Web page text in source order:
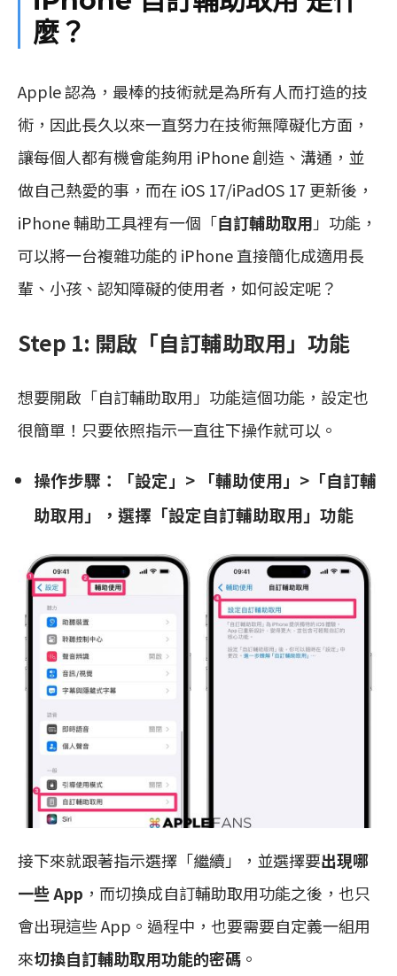
麼？
Apple 認為，最棒的技術就是為所有人而打造的技
術，因此長久以來一直努力在技術無障礙化方面，
讓每個人都有機會能夠用 iPhone 創造、溝通，並
做自己熱愛的事，而在 iOS 17/iPadOS 17 更新後，
iPhone 輔助工具裡有一個「自訂輔助取用 」功能，
可以將一台複雜功能的 iPhone 直接簡化成適用長
輩、小孩、認知障礙的使用者，如何設定呢？
Step 1: 開啟「自訂輔助取用」功能
想要開啟「自訂輔助取用」功能這個功能，設定也
很簡單！只要依照指示一直往下操作就可以。
操作步驟：「設定」> 「輔助使用」>「自訂輔
助取用」，選擇「設定自訂輔助取用」功能
接下來就跟著指示選擇「繼續」，並選擇要出現哪
一些 App ，而切換成自訂輔助取用功能之後，也只
會出現這些 App。過程中，也要需要自定義一組用
來切換自訂輔助取用功能的密碼 。